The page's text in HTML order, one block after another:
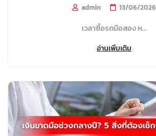
admin 13/06/2026
เวลาซื้อรถมือสอง ห...
อ่านเพิ่มเติม